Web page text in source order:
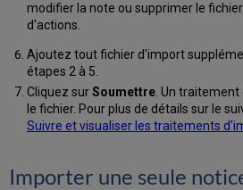
modifier la note ou supprimer le
d'actions.
Ajoutez tout fichier d'import
étapes 2 à 5.
Cliquez surSoumettre. Un
le fichier. Pour plus de détails sur le
Suivre et visualiser les traitements
Importer une seule